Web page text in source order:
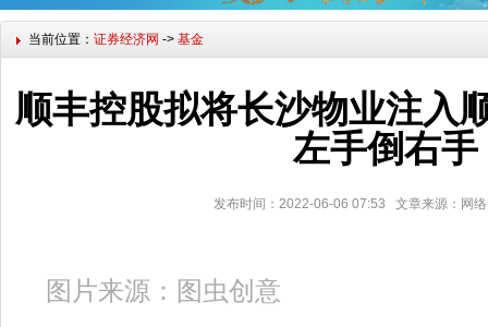
当前位置： 证券经济网 -> 基金
顺丰控股拟将长沙物业注入
左手倒右手
发布时间：2022-06-06 07:53 文章来源：网
图片来源：图虫创意